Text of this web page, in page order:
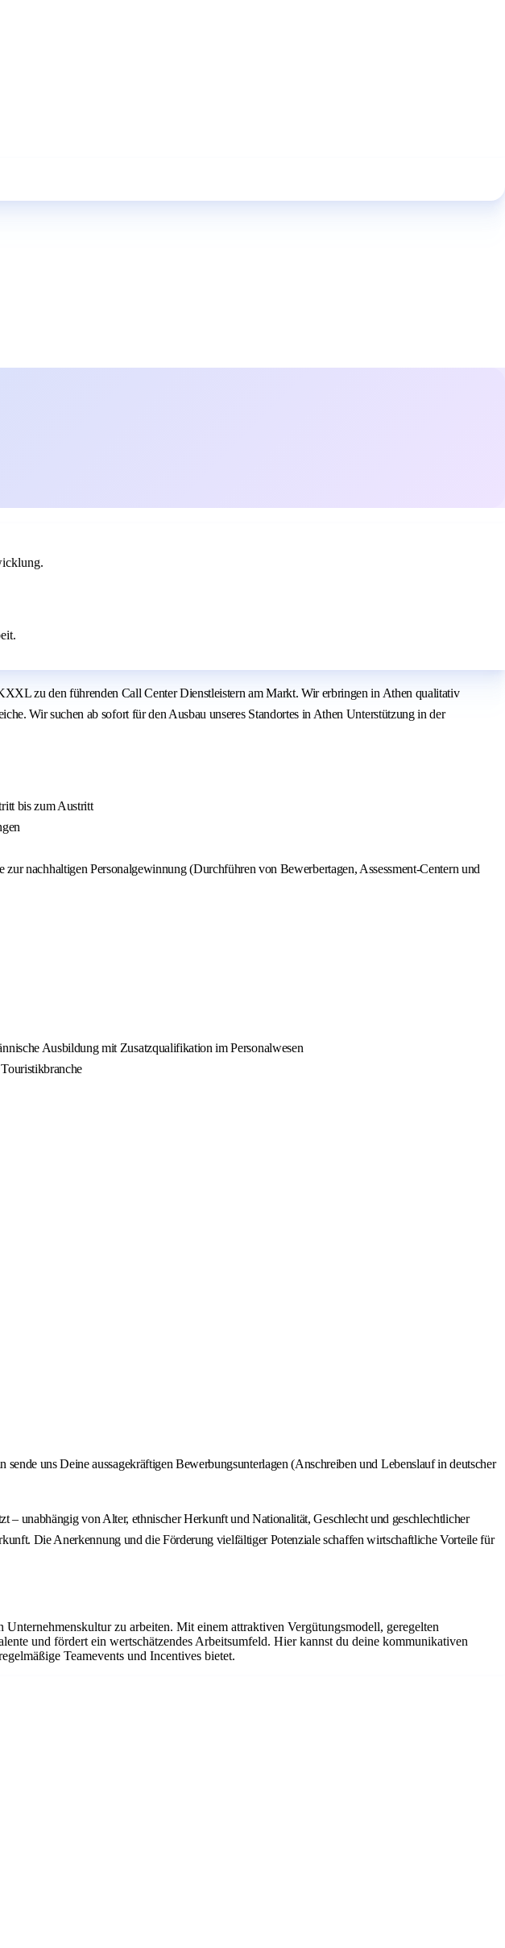
zu den führenden Call Center Dienstleistern am Markt. Wir erbringen in Athen qualitativ
Wir suchen ab sofort für den Ausbau unseres Standortes in Athen Unterstützung in der
bis zum Austritt
nachhaltigen Personalgewinnung (Durchführen von Bewerbertagen, Assessment-Centern und
Ausbildung mit Zusatzqualifikation im Personalwesen
uns Deine aussagekräftigen Bewerbungsunterlagen (Anschreiben und Lebenslauf in deutscher
unabhängig von Alter, ethnischer Herkunft und Nationalität, Geschlecht und geschlechtlicher
Die Anerkennung und die Förderung vielfältiger Potenziale schaffen wirtschaftliche Vorteile für
zu arbeiten. Mit einem attraktiven Vergütungsmodell, geregelten
und fördert ein wertschätzendes Arbeitsumfeld. Hier kannst du deine kommunikativen
Teamevents und Incentives bietet.